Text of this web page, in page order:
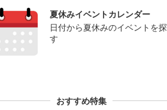
夏休みイベントカレンダー
日付から夏休みのイベントを探
す
おすすめ特集